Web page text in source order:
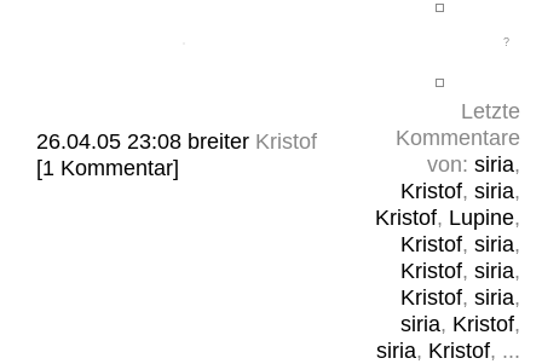
Letzte
Kommentare
von: siria,
Kristof, siria,
Kristof, Lupine,
Kristof, siria,
Kristof, siria,
Kristof, siria,
siria, Kristof,
siria, Kristof, ...
26.04.05 23:08 breiter Kristof
[1 Kommentar]